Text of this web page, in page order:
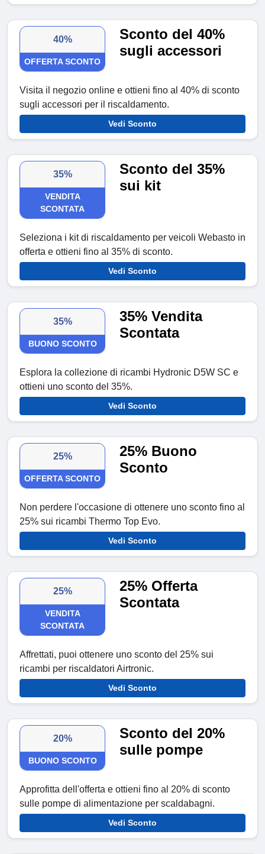
40%
OFFERTA SCONTO
Sconto del 40%
sugli accessori
Visita il negozio online e ottieni fino al 40% di sconto
sugli accessori per il riscaldamento.
Vedi Sconto
35%
VENDITA
SCONTATA
Sconto del 35%
sui kit
Seleziona i kit di riscaldamento per veicoli Webasto in
offerta e ottieni fino al 35% di sconto.
Vedi Sconto
35%
BUONO SCONTO
35% Vendita
Scontata
Esplora la collezione di ricambi Hydronic D5W SC e
ottieni uno sconto del 35%.
Vedi Sconto
25%
OFFERTA SCONTO
25% Buono
Sconto
Non perdere l'occasione di ottenere uno sconto fino al
25% sui ricambi Thermo Top Evo.
Vedi Sconto
25%
VENDITA
SCONTATA
25% Offerta
Scontata
Affrettati, puoi ottenere uno sconto del 25% sui
ricambi per riscaldatori Airtronic.
Vedi Sconto
20%
BUONO SCONTO
Sconto del 20%
sulle pompe
Approfitta dell'offerta e ottieni fino al 20% di sconto
sulle pompe di alimentazione per scaldabagni.
Vedi Sconto